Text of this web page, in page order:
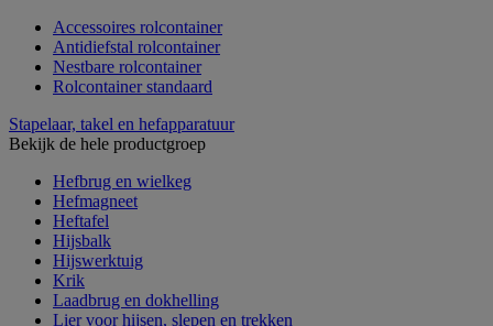
Accessoires rolcontainer
Antidiefstal rolcontainer
Nestbare rolcontainer
Rolcontainer standaard
Stapelaar, takel en hefapparatuur
Bekijk de hele productgroep
Hefbrug en wielkeg
Hefmagneet
Heftafel
Hijsbalk
Hijswerktuig
Krik
Laadbrug en dokhelling
Lier voor hijsen, slepen en trekken